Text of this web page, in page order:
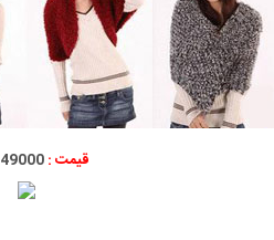
قیمت :49000 تومان